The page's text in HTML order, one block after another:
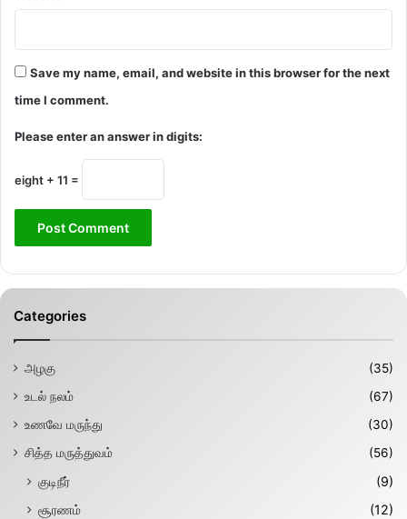
Save my name, email, and website in this browser for the next
time I comment.
Please enter an answer in digits:
eight + 11 =
Categories
அழகு
(35)
உடல் நலம்
(67)
உணவே மருந்து
(30)
சித்த மருத்துவம்
(56)
குடிநீர்
(9)
சூரணம்
(12)